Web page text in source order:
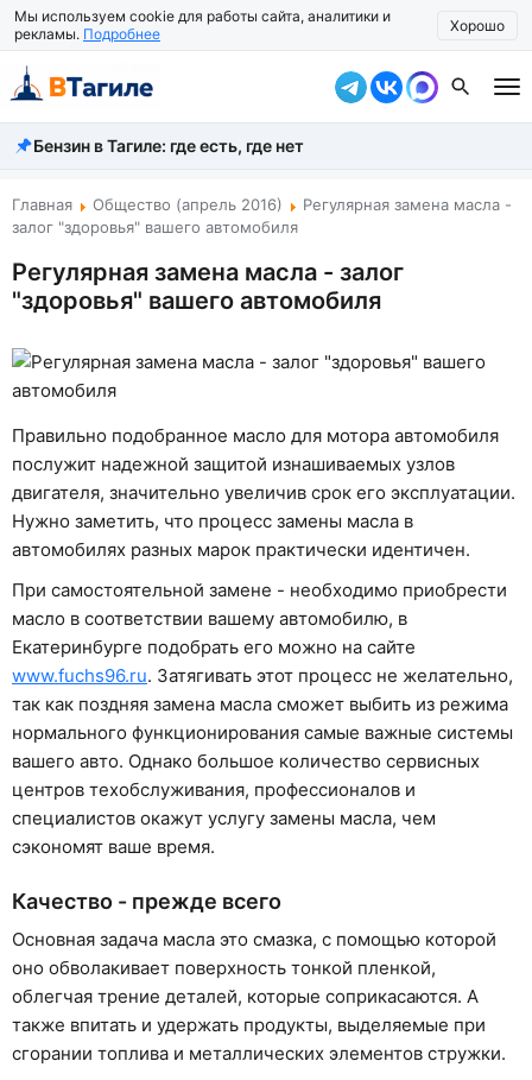
Мы используем cookie для работы сайта, аналитики и
рекламы. Подробнее Хорошо
Все новости
Происшествия
Власть
Жизнь
Экономика
Общество
Рассказать новость
Бензин в Тагиле: где есть, где нет
Главная Общество (апрель 2016)
Регулярная замена масла -
залог "здоровья" вашего автомобиля
Регулярная замена масла - залог
"здоровья" вашего автомобиля
Правильно подобранное масло для мотора автомобиля
послужит надежной защитой изнашиваемых узлов
двигателя, значительно увеличив срок его эксплуатации.
Нужно заметить, что процесс замены масла в
автомобилях разных марок практически идентичен.
При самостоятельной замене - необходимо приобрести
масло в соответствии вашему автомобилю, в
Екатеринбурге подобрать его можно на сайте
www.fuchs96.ru. Затягивать этот процесс не желательно,
так как поздняя замена масла сможет выбить из режима
нормального функционирования самые важные системы
вашего авто. Однако большое количество сервисных
центров техобслуживания, профессионалов и
специалистов окажут услугу замены масла, чем
сэкономят ваше время.
Качество - прежде всего
Основная задача масла это смазка, с помощью которой
оно обволакивает поверхность тонкой пленкой,
облегчая трение деталей, которые соприкасаются. А
также впитать и удержать продукты, выделяемые при
сгорании топлива и металлических элементов стружки.